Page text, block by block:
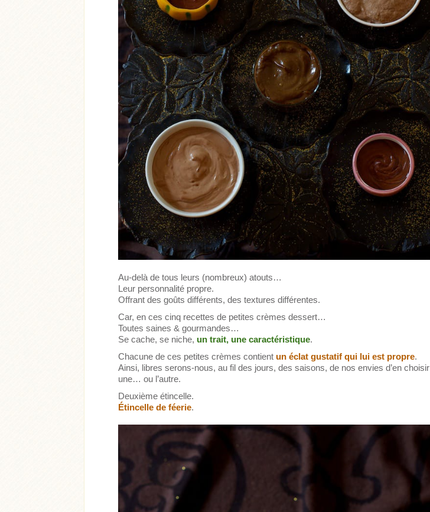
Au-delà de tous leurs (nombreux) atouts…
Leur personnalité propre.
Offrant des goûts différents, des textures différentes.
Car, en ces cinq recettes de petites crèmes dessert…
Toutes saines & gourmandes…
Se cache, se niche, un trait, une caractéristique.
Chacune de ces petites crèmes contient un éclat gustatif qui lui est propre.
Ainsi, libres serons-nous, au fil des jours, des saisons, de nos envies d’en choisir
une… ou l’autre.
Deuxième étincelle.
Étincelle de féerie.